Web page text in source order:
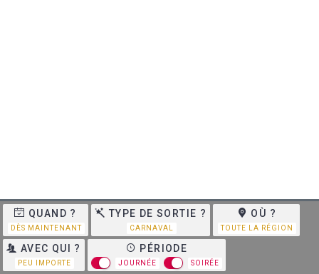
QUAND ?
DÈS MAINTENANT
TYPE DE SORTIE ?
CARNAVAL
OÙ ?
TOUTE LA RÉGION
AVEC QUI ?
PEU IMPORTE
PÉRIODE
JOURNÉE SOIRÉE